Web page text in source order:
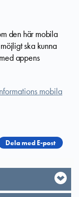
den här mobila
ska kunna
appens
mobila
Dela med E-post